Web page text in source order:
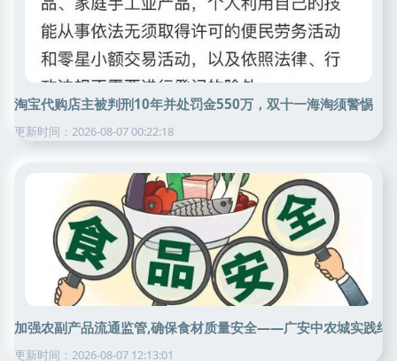
淘宝代购店主被判刑10年并处罚金550万，双十一海淘须警惕
更新时间：2026-08-07 00:22:18
加强农副产品流通监管,确保食材质量安全——广安中农城实践纪
更新时间：2026-08-07 12:13:01